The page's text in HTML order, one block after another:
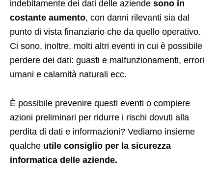
indebitamente dei dati delle aziende sono in
costante aumento, con danni rilevanti sia dal
punto di vista finanziario che da quello operativo.
Ci sono, inoltre, molti altri eventi in cui è possibile
perdere dei dati: guasti e malfunzionamenti, errori
umani e calamità naturali ecc.
È possibile prevenire questi eventi o compiere
azioni preliminari per ridurre i rischi dovuti alla
perdita di dati e informazioni? Vediamo insieme
qualche utile consiglio per la sicurezza
informatica delle aziende.